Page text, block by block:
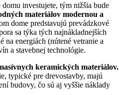
investujete, tým nižšia bude
materiálov modernou a
dome predstavujú prevádzkové
sa týka tých najnákladnejších
energiách (nútené vetranie a
a stavebnej technológie.
keramických materiálov.
typické pre drevostavby, majú
budovy, čo sú aj vyššie náklady